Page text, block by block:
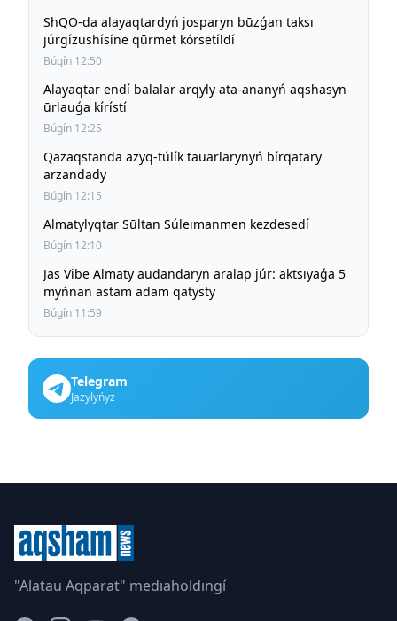
ShQO-da alayaqtardyń josparyn būzǵan taksı
júrgízushísíne qūrmet kórsetíldí
Búgín 12:50
Alayaqtar endí balalar arqyly ata-ananyń aqshasyn
ūrlauǵa kírístí
Búgín 12:25
Qazaqstanda azyq-túlík tauarlarynyń bírqatary
arzandady
Búgín 12:15
Almatylyqtar Sūltan Súleımanmen kezdesedí
Búgín 12:10
Jas Vibe Almaty audandaryn aralap júr: aktsıyaǵa 5
myńnan astam adam qatysty
Búgín 11:59
Telegram
Jazylyńyz
"Alatau Aqparat" medıaholdıngí